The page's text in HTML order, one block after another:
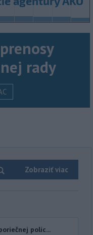
rady
Zobraziť viac
políc...